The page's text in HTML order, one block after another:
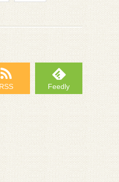
RSS Feedly